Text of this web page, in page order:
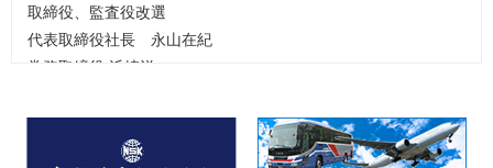
取締役、監査役改選
代表取締役社長 永山在紀
常務取締役 浜崎洋
取締役(非常勤) 上野総一郎
監査役 京田清人